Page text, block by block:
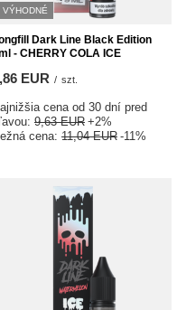
VÝHODNÉ
Dark Line Black Edition
- CHERRY COLA ICE
EUR / szt.
cena od 30 dní pred
9,63 EUR +2%
cena: 11,04 EUR -11%